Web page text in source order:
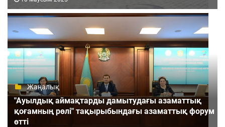
Жаңалық
"Ауылдық аймақтарды дамытудағы азаматтық
қоғамның рөлі" тақырыбындағы азаматтық форум
өтті